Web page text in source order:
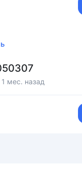
1 мес. назад